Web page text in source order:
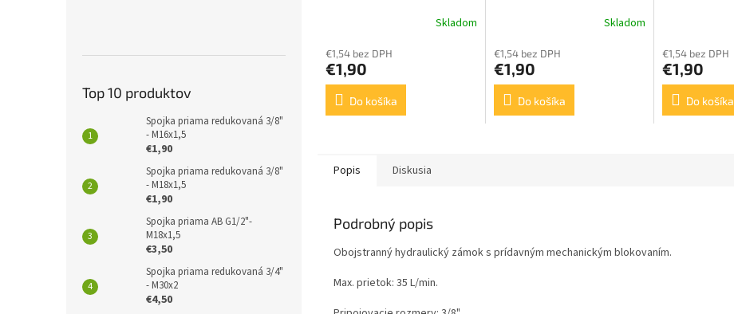
Top 10 produktov
Spojka priama redukovaná 3/8"
- M16x1,5
€1,90
Spojka priama redukovaná 3/8"
- M18x1,5
€1,90
Spojka priama AB G1/2"-
M18x1,5
€3,50
Spojka priama redukovaná 3/4"
- M30x2
€4,50
Skladom
€1,54 bez DPH
€1,90
Do košíka
Skladom
€1,54 bez DPH
€1,90
Do košíka
€1,54 bez DPH
€1,90
Do košíka
Popis Diskusia
Podrobný popis
Obojstranný hydraulický zámok s prídavným mechanickým blokovaním.
Max. prietok: 35 L/min.